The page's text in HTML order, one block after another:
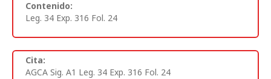
Contenido:
Leg. 34 Exp. 316 Fol. 24
Cita:
AGCA Sig. A1 Leg. 34 Exp. 316 Fol. 24